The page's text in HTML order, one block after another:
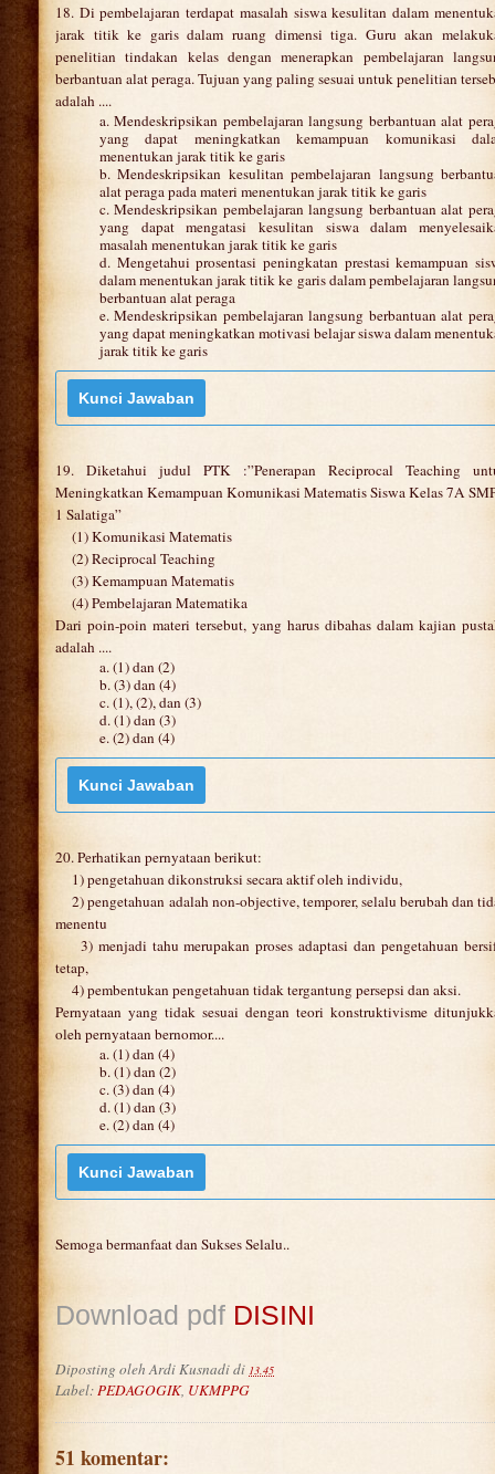
18. Di pembelajaran terdapat masalah siswa kesulitan dalam
jarak titik ke garis dalam ruang dimensi tiga. Guru akan
penelitian tindakan kelas dengan menerapkan pembelajaran
berbantuan alat peraga. Tujuan yang paling sesuai untuk penelitian
adalah ....
a. Mendeskripsikan pembelajaran langsung berbantuan alat
yang dapat meningkatkan kemampuan komunikasi
menentukan jarak titik ke garis
b. Mendeskripsikan kesulitan pembelajaran langsung
alat peraga pada materi menentukan jarak titik ke garis
c. Mendeskripsikan pembelajaran langsung berbantuan alat
yang dapat mengatasi kesulitan siswa dalam
masalah menentukan jarak titik ke garis
d. Mengetahui prosentasi peningkatan prestasi kemampuan
dalam menentukan jarak titik ke garis dalam pembelajaran
berbantuan alat peraga
e. Mendeskripsikan pembelajaran langsung berbantuan alat
yang dapat meningkatkan motivasi belajar siswa dalam
jarak titik ke garis
19. Diketahui judul PTK :”Penerapan Reciprocal Teaching
Meningkatkan Kemampuan Komunikasi Matematis Siswa Kelas 7A
1 Salatiga”
(1) Komunikasi Matematis
(2) Reciprocal Teaching
(3) Kemampuan Matematis
(4) Pembelajaran Matematika
Dari poin-poin materi tersebut, yang harus dibahas dalam kajian
adalah ....
a. (1) dan (2)
b. (3) dan (4)
c. (1), (2), dan (3)
d. (1) dan (3)
e. (2) dan (4)
20. Perhatikan pernyataan berikut:
1) pengetahuan dikonstruksi secara aktif oleh individu,
2) pengetahuan adalah non-objective, temporer, selalu berubah dan
menentu
3) menjadi tahu merupakan proses adaptasi dan pengetahuan
tetap,
4) pembentukan pengetahuan tidak tergantung persepsi dan aksi.
Pernyataan yang tidak sesuai dengan teori konstruktivisme
oleh pernyataan bernomor....
a. (1) dan (4)
b. (1) dan (2)
c. (3) dan (4)
d. (1) dan (3)
e. (2) dan (4)
Semoga bermanfaat dan Sukses Selalu..
Download pdf DISINI
Diposting olehArdi Kusnadidi 13.45
Label:PEDAGOGIK, UKMPPG
51 komentar: